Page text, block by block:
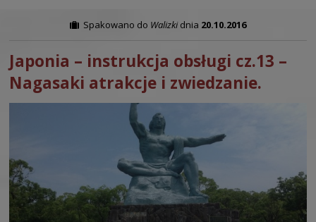
Spakowano do Walizkidnia 20.10.2016
Japonia – instrukcja obsługi cz.13 –
Nagasaki atrakcje i zwiedzanie.